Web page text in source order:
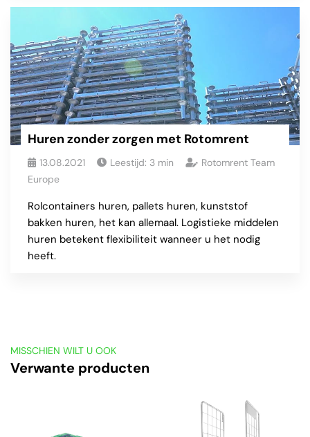
Huren zonder zorgen met Rotomrent
13.08.2021 Leestijd: 3 min
Rotomrent Team
Europe
Rolcontainers huren, pallets huren, kunststof
bakken huren, het kan allemaal. Logistieke middelen
huren betekent flexibiliteit wanneer u het nodig
heeft.
MISSCHIEN WILT U OOK
Verwante producten